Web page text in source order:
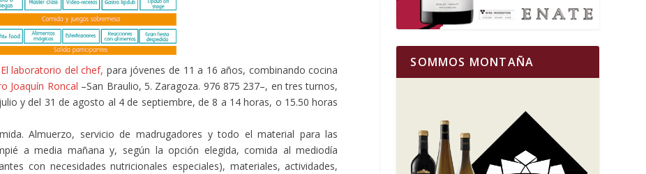
El laboratorio del chef, para jóvenes de 11 a 16 años, combinando cocina
Joaquín Roncal –San Braulio, 5. Zaragoza. 976 875 237–, en tres turnos,
y del 31 de agosto al 4 de septiembre, de 8 a 14 horas, o 15.50 horas
Almuerzo, servicio de madrugadores y todo el material para las
a media mañana y, según la opción elegida, comida al mediodía
con necesidades nutricionales especiales), materiales, actividades,
SOMMOS MONTAÑA